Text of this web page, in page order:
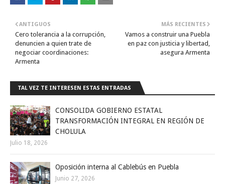
MÁS RECIENTES
Vamos a construir una Puebla
en paz con justicia y libertad,
asegura Armenta
ANTIGUOS
Cero tolerancia a la corrupción,
denuncien a quien trate de
negociar coordinaciones:
Armenta
TAL VEZ TE INTERESEN ESTAS ENTRADAS
CONSOLIDA GOBIERNO ESTATAL
TRANSFORMACIÓN INTEGRAL EN REGIÓN DE
CHOLULA
Julio 18, 2026
Oposición interna al Cablebús en Puebla
Junio 27, 2026